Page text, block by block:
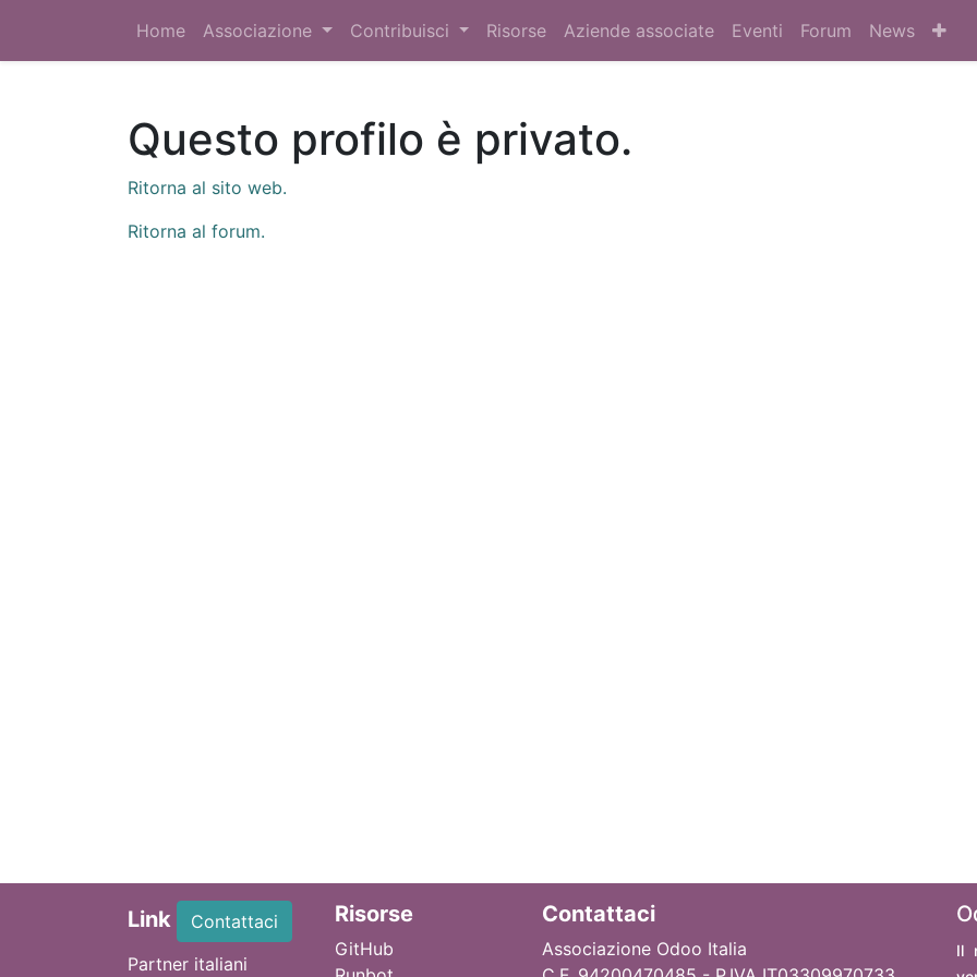
Home Associazione Contribuisci Risorse Aziende associate Eventi Forum News
Questo profilo è privato.
Ritorna al sito web.
Ritorna al forum.
Link
Contattaci
Partner italiani
Risorse
GitHub
Contattaci
Associazione Odoo Italia
Il